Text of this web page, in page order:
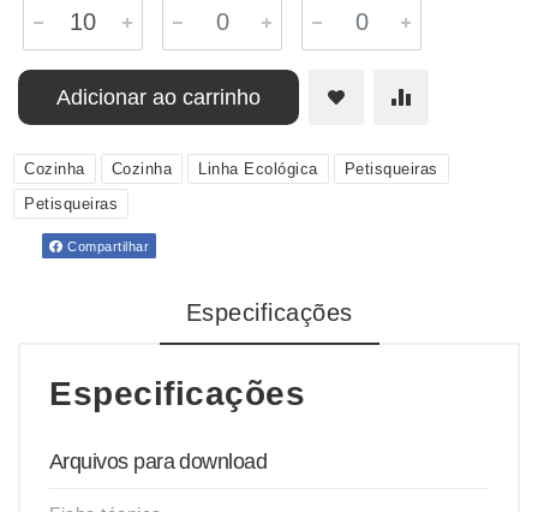
Adicionar ao carrinho
Cozinha Cozinha Linha Ecológica
Petisqueiras
Petisqueiras
Compartilhar
Especificações
Especificações
Arquivos para download